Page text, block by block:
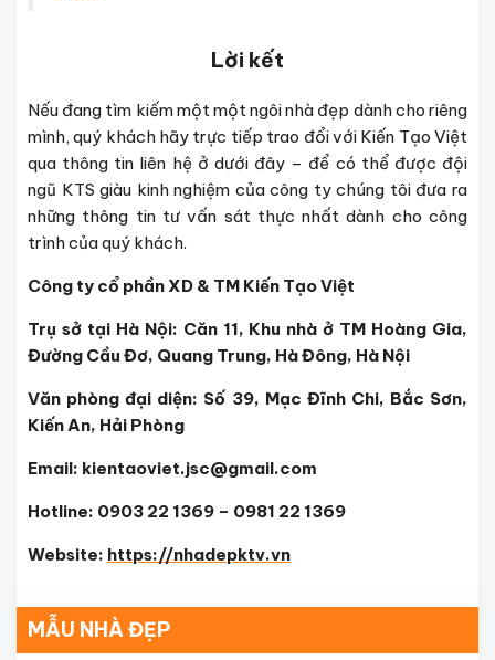
Lời kết
Nếu đang tìm kiếm một một ngôi nhà đẹp dành cho riêng
mình, quý khách hãy trực tiếp trao đổi với Kiến Tạo Việt
qua thông tin liên hệ ở dưới đây – để có thể được đội
ngũ KTS giàu kinh nghiệm của công ty chúng tôi đưa ra
những thông tin tư vấn sát thực nhất dành cho công
trình của quý khách.
Công ty cổ phần XD & TM Kiến Tạo Việt
Trụ sở tại Hà Nội: Căn 11, Khu nhà ở TM Hoàng Gia,
Đường Cầu Đơ, Quang Trung, Hà Đông, Hà Nội
Văn phòng đại diện: Số 39, Mạc Đĩnh Chi, Bắc Sơn,
Kiến An, Hải Phòng
Email: kientaoviet.jsc@gmail.com
Hotline: 0903 22 1369 – 0981 22 1369
Website: https://nhadepktv.vn
MẪU NHÀ ĐẸP